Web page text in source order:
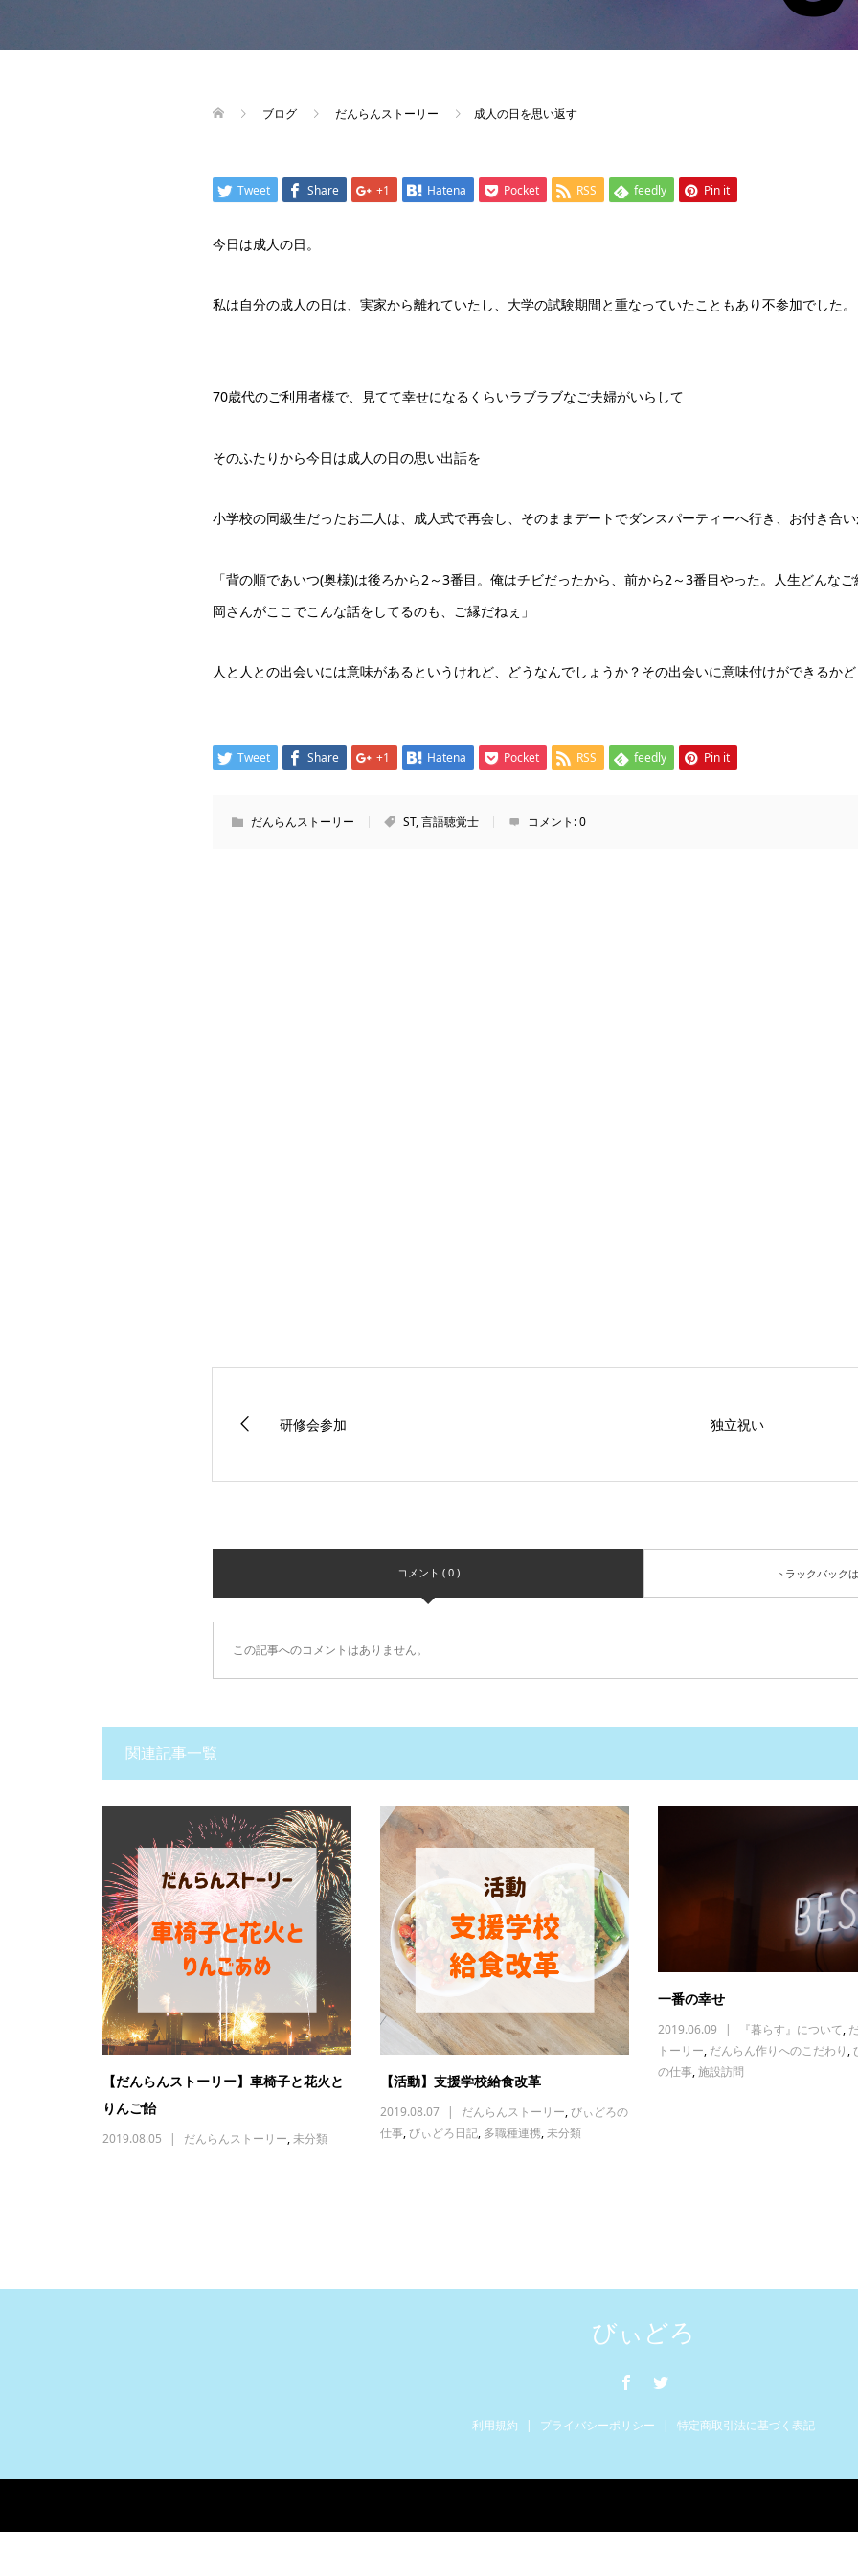
ブログ だんらんストーリー 成人の日を思い返す
Tweet Share +1 Hatena Pocket RSS feedly Pin it
今日は成人の日。
私は自分の成人の日は、実家から離れていたし、大学の試験期間と重なっていたこともあり不参加でした。
70歳代のご利用者様で、見てて幸せになるくらいラブラブなご夫婦がいらして
そのふたりから今日は成人の日の思い出話を
小学校の同級生だったお二人は、成人式で再会し、そのままデートでダンスパーティーへ行き、お付き合い
「背の順であいつ(奥様)は後ろから2～3番目。俺はチビだったから、前から2～3番目やった。人生どんな
岡さんがここでこんな話をしてるのも、ご縁だねぇ」
人と人との出会いには意味があるというけれど、どうなんでしょうか？その出会いに意味付けができるかど
Tweet Share +1 Hatena Pocket RSS feedly Pin it
だんらんストーリー ST,言語聴覚士 コメント:0
研修会参加 独立祝い
コメント ( 0 ) トラックバック
この記事へのコメントはありません。
関連記事一覧
【だんらんストーリー】車椅子と花火と
りんご飴
2019.08.05 だんらんストーリー,未分類
【活動】支援学校給食改革
2019.08.07 だんらんストーリー,びぃどろの
仕事,びぃどろ日記, 多職種連携,未分類
一番の幸せ
2019.06.09 『暮らす』について,
トーリー, だんらん作りへのこだわり ,
の仕事,施設訪問
びぃどろ
利用規約 プライバシーポリシー 特定商取引法に基づく表記